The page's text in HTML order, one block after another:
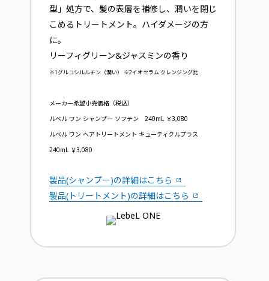
型」処方で、髪の表層を補修し、潤いを閉じ
こめるトリートメント。ハイダメージの方
に。
リーフィグリーン&ジャスミンの香り
※1グルコシルルチン（潤い） ※2イオセラム クレンジング比
メーカー希望小売価格（税込）
ルベル ワン シャンプー ソフテン 240mL ￥3,080
ルベル ワン ヘアトリートメント キューティクルプラス
240mL ￥3,080
製品(シャンプー)の詳細はこちら
製品(トリートメント)の詳細はこちら